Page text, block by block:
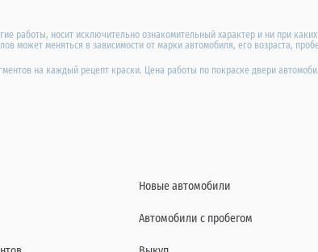
работы, носит исключительно ознакомительный характер и ни при
может меняться в зависимости от марки автомобиля, его возраста,
на каждый рецепт краски. Цена работы по покраске двери
Новые автомобили
Автомобили с пробегом